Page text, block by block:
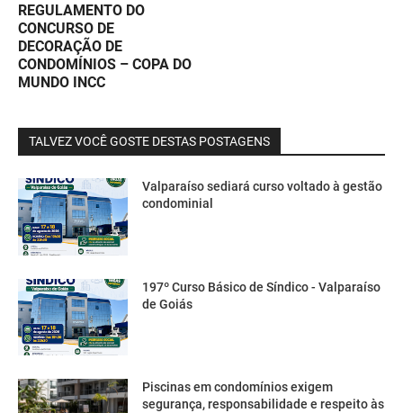
REGULAMENTO DO
CONCURSO DE
DECORAÇÃO DE
CONDOMÍNIOS – COPA DO
MUNDO INCC
TALVEZ VOCÊ GOSTE DESTAS POSTAGENS
Valparaíso sediará curso voltado à gestão
condominial
197º Curso Básico de Síndico - Valparaíso
de Goiás
Piscinas em condomínios exigem
segurança, responsabilidade e respeito às